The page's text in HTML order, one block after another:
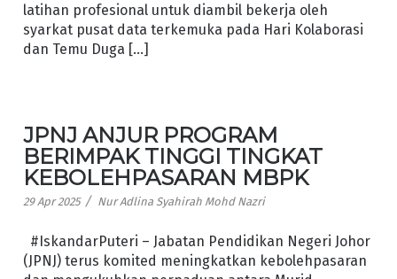
latihan profesional untuk diambil bekerja oleh
syarkat pusat data terkemuka pada Hari Kolaborasi
dan Temu Duga […]
JPNJ ANJUR PROGRAM
BERIMPAK TINGGI TINGKAT
KEBOLEHPASARAN MBPK
29 Apr 2025 / Nur Adlina Syahirah Mohd Nazri
#IskandarPuteri – Jabatan Pendidikan Negeri Johor
(JPNJ) terus komited meningkatkan kebolehpasaran